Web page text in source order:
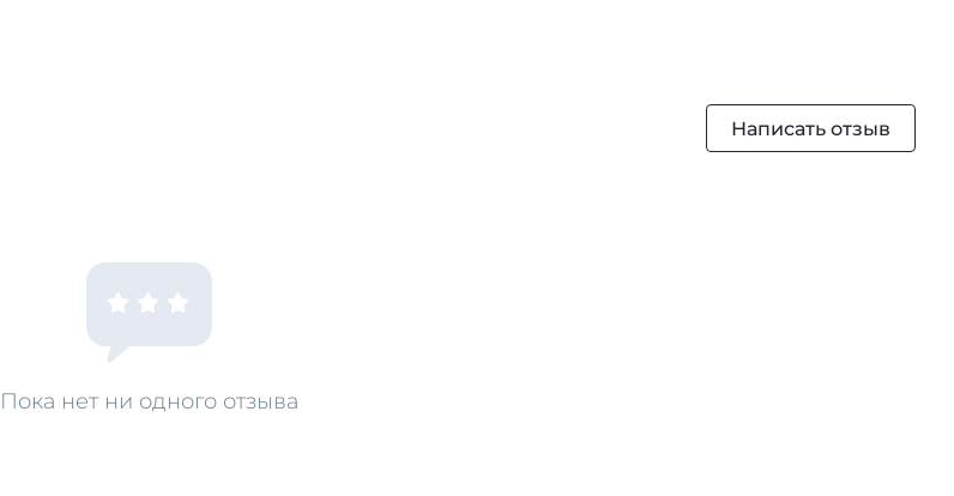
Написать отзыв
Пока нет ни одного отзыва